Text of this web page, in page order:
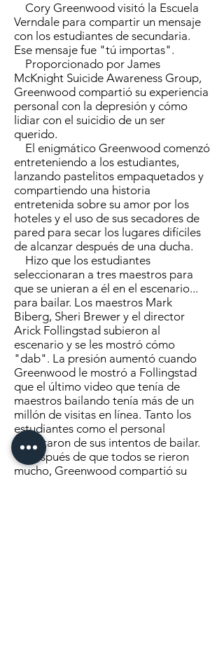
Cory Greenwood visitó la Escuela
Verndale para compartir un mensaje
con los estudiantes de secundaria.
Ese mensaje fue "tú importas".
Proporcionado por James
McKnight Suicide Awareness Group,
Greenwood compartió su experiencia
personal con la depresión y cómo
lidiar con el suicidio de un ser
querido.
El enigmático Greenwood comenzó
entreteniendo a los estudiantes,
lanzando pastelitos empaquetados y
compartiendo una historia
entretenida sobre su amor por los
hoteles y el uso de sus secadores de
pared para secar los lugares difíciles
de alcanzar después de una ducha.
Hizo que los estudiantes
seleccionaran a tres maestros para
que se unieran a él en el escenario...
para bailar. Los maestros Mark
Biberg, Sheri Brewer y el director
Arick Follingstad subieron al
escenario y se les mostró cómo
"dab". La presión aumentó cuando
Greenwood le mostró a Follingstad
que el último video que tenía de
maestros bailando tenía más de un
millón de visitas en línea. Tanto los
estudiantes como el personal
disfrutaron de sus intentos de bailar.
Después de que todos se rieron
mucho, Greenwood compartió su